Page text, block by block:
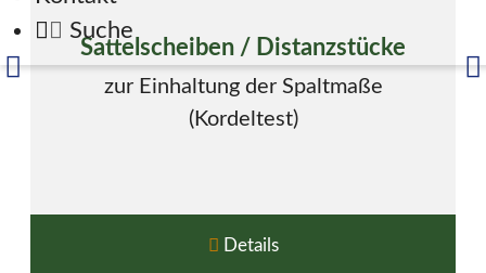
Suche
Sattelscheiben / Distanzstücke
zur Einhaltung der Spaltmaße
(Kordeltest)
Details